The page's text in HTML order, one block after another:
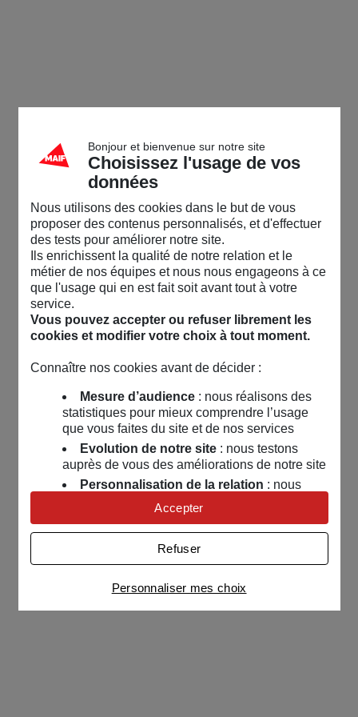
Bonjour et bienvenue sur notre site
Choisissez l'usage de vos
données
Nous utilisons des cookies dans le but de vous
proposer des contenus personnalisés, et d'effectuer
des tests pour améliorer notre site.
Ils enrichissent la qualité de notre relation et le
métier de nos équipes et nous nous engageons à ce
que l'usage qui en est fait soit avant tout à votre
service.
Vous pouvez accepter ou refuser librement les
cookies et modifier votre choix à tout moment.
Connaître nos cookies avant de décider :
Mesure d’audience: nous réalisons des
statistiques pour mieux comprendre l’usage
que vous faites du site et de nos services
Evolution de notre site: nous testons
auprès de vous des améliorations de notre site
Personnalisation de la relation : nous
nous servons de cookies pour adapter nos
contenus et personnaliser nos offres
Univers publicitaire: nous utilisons avec
nos partenaires des cookies pour afficher des
publicités personnalisées
Connaître notre politique cookies et la liste de nos
partenaires
Personnaliser mes choix
Refuser
Accepter